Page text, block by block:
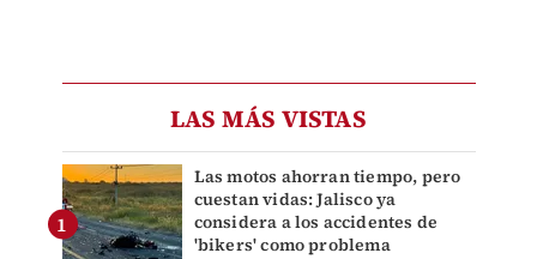
LAS MÁS VISTAS
Las motos ahorran tiempo, pero
cuestan vidas: Jalisco ya
considera a los accidentes de
'bikers' como problema